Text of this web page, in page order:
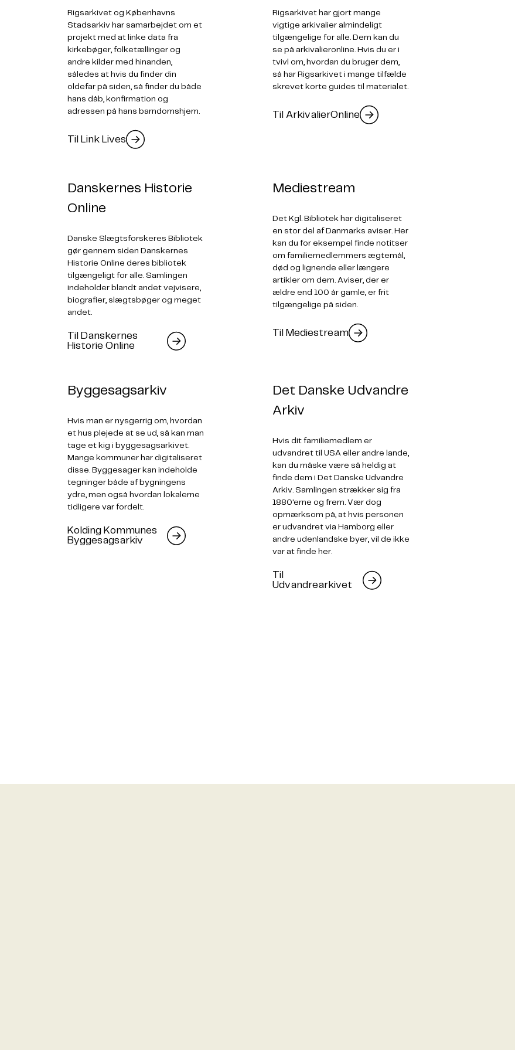
Rigsarkivet og Københavns
Stadsarkiv har samarbejdet om et
projekt med at linke data fra
kirkebøger, folketællinger og
andre kilder med hinanden,
således at hvis du finder din
oldefar på siden, så finder du både
hans dåb, konfirmation og
adressen på hans barndomshjem.
Til Link Lives
Rigsarkivet har gjort mange
vigtige arkivalier almindeligt
tilgængelige for alle. Dem kan du
se på arkivalieronline. Hvis du er i
tvivl om, hvordan du bruger dem,
så har Rigsarkivet i mange tilfælde
skrevet korte guides til materialet.
Til ArkivalierOnline
Danskernes Historie
Online
Danske Slægtsforskeres Bibliotek
gør gennem siden Danskernes
Historie Online deres bibliotek
tilgængeligt for alle. Samlingen
indeholder blandt andet vejvisere,
biografier, slægtsbøger og meget
andet.
Til Danskernes
Historie Online
Mediestream
Det Kgl. Bibliotek har digitaliseret
en stor del af Danmarks aviser. Her
kan du for eksempel finde notitser
om familiemedlemmers ægtemål,
død og lignende eller længere
artikler om dem. Aviser, der er
ældre end 100 år gamle, er frit
tilgængelige på siden.
Til Mediestream
Byggesagsarkiv
Hvis man er nysgerrig om, hvordan
et hus plejede at se ud, så kan man
tage et kig i byggesagsarkivet.
Mange kommuner har digitaliseret
disse. Byggesager kan indeholde
tegninger både af bygningens
ydre, men også hvordan lokalerne
tidligere var fordelt.
Kolding Kommunes
Byggesagsarkiv
Det Danske Udvandre
Arkiv
Hvis dit familiemedlem er
udvandret til USA eller andre lande,
kan du måske være så heldig at
finde dem i Det Danske Udvandre
Arkiv. Samlingen strækker sig fra
1880'erne og frem. Vær dog
opmærksom på, at hvis personen
er udvandret via Hamborg eller
andre udenlandske byer, vil de ikke
var at finde her.
Til
Udvandrearkivet